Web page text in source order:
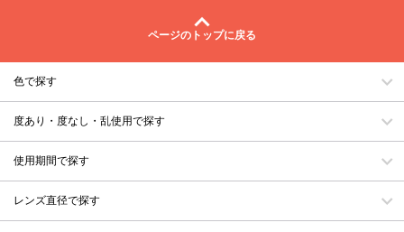
ページのトップに戻る
色で探す
度あり・度なし・乱使用で探す
使用期間で探す
レンズ直径で探す